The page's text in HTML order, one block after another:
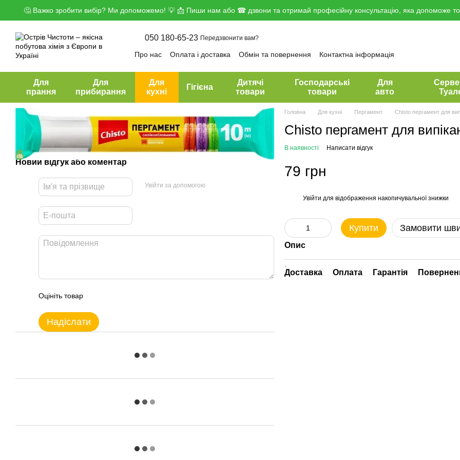
Перейти до основного контенту
🤔 Важко зробити вибір? Ми допоможемо! 💡 📩 Пиши нам або ☎ дзвони та отримай професійну консультацію, яка допоможе
050 180-65-23 Передзвонити вам?
Про нас Оплата і доставка Обмін та повернення
Контактна інформація
Для
прання
Для
прибирання
Для
кухні
Гігієна
Дитячі
товари
Господарські
товари
Для
авто
Новий відгук або коментар
Увійти за допомогою
Оцініть товар
Надіслати
Головна Для кухні Пергамент Chisto пергамент для
Chisto пергамент для
В наявності Написати відгук
79 грн
Увійти для відображення накопичувальної знижки
Купити Замовити
Опис
Доставка Оплата Гарантія